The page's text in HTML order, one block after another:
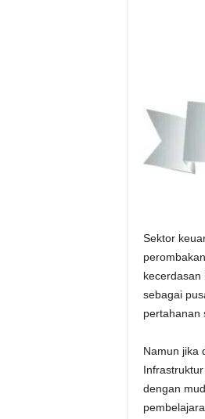
Sektor
kecerdasan
sebagai
pertahanan
Namun jika
dengan